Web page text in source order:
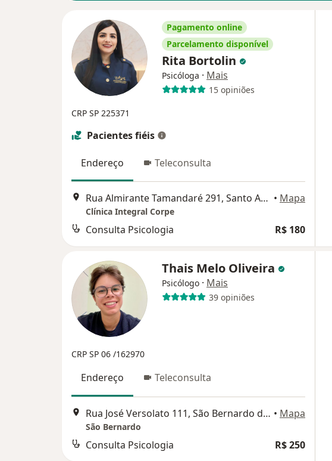
Pagamento online
Parcelamento disponível
Rita Bortolin
Psicóloga · Mais
15 opiniões
CRP SP 225371
Pacientes fiéis
Endereço Teleconsulta
Rua Almirante Tamandaré 291, Santo André, SP • Mapa
Clínica Integral Corpe
Consulta Psicologia R$ 180
Thais Melo Oliveira
Psicólogo · Mais
39 opiniões
CRP SP 06 /162970
Endereço Teleconsulta
Rua José Versolato 111, São Bernardo do Campo • Mapa
São Bernardo
Consulta Psicologia R$ 250